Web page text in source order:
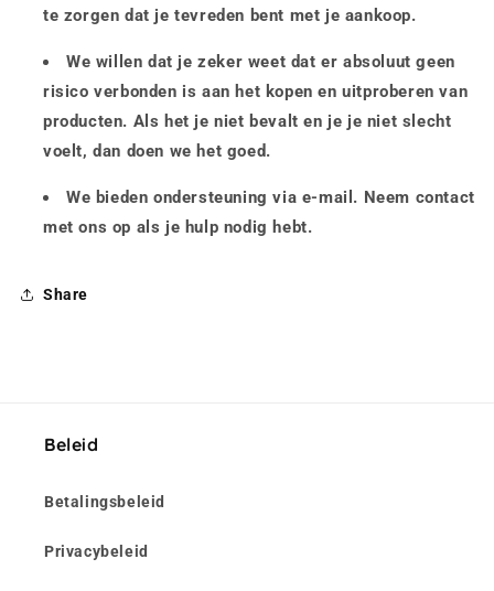
te zorgen dat je tevreden bent met je aankoop.
We willen dat je zeker weet dat er absoluut geen
risico verbonden is aan het kopen en uitproberen van
producten. Als het je niet bevalt en je je niet slecht
voelt, dan doen we het goed.
We bieden ondersteuning via e-mail. Neem contact
met ons op als je hulp nodig hebt.
Share
Beleid
Betalingsbeleid
Privacybeleid